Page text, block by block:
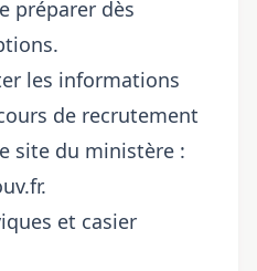
préparer dès
les informations
de recrutement
site du ministère :
.
et casier